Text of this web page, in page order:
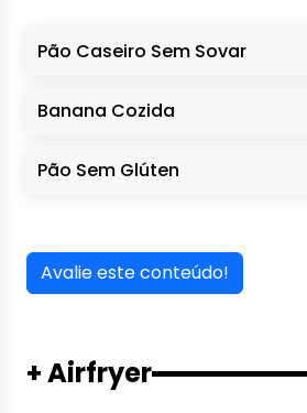
Pão Caseiro Sem Sovar
Banana Cozida
Pão Sem Glúten
Avalie este conteúdo!
+ Airfryer